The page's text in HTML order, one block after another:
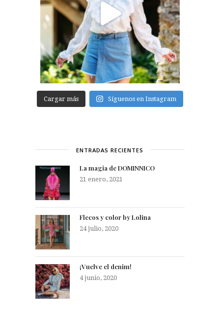
Cargar más Síguenos en Instagram
ENTRADAS RECIENTES
La magia de DOMINNICO
21 enero, 2021
Flecos y color by Lolina
24 julio, 2020
¡Vuelve el denim!
4 junio, 2020